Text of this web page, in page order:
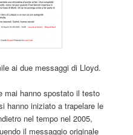
ai due messaggi di Lloyd.
mai hanno spostato il testo
hanno iniziato a trapelare le
nel tempo nel 2005,
il messaggio originale